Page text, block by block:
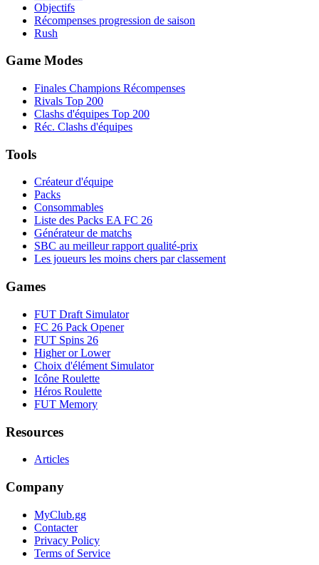
Objectifs
Récompenses progression de saison
Rush
Game Modes
Finales Champions Récompenses
Rivals Top 200
Clashs d'équipes Top 200
Réc. Clashs d'équipes
Tools
Créateur d'équipe
Packs
Consommables
Liste des Packs EA FC 26
Générateur de matchs
SBC au meilleur rapport qualité-prix
Les joueurs les moins chers par classement
Games
FUT Draft Simulator
FC 26 Pack Opener
FUT Spins 26
Higher or Lower
Choix d'élément Simulator
Icône Roulette
Héros Roulette
FUT Memory
Resources
Articles
Company
MyClub.gg
Contacter
Privacy Policy
Terms of Service